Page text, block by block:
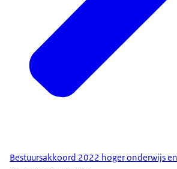
Bestuursakkoord 2022 hoger onderwijs